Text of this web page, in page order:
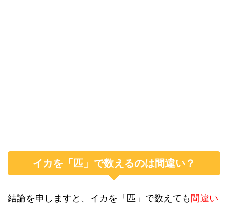
イカを「匹」で数えるのは間違い？
結論を申しますと、イカを「匹」で数えても間違い